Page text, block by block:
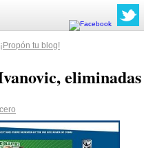
tu blog!
eliminadas